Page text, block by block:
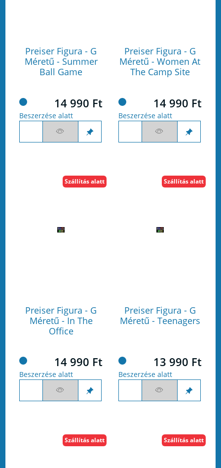
Preiser Figura - G
Méretű - Summer
Ball Game
14 990 Ft
Beszerzése alatt
Preiser Figura - G
Méretű - Women At
The Camp Site
14 990 Ft
Beszerzése alatt
Preiser Figura - G
Méretű - In The
Office
Szállítás alatt
14 990 Ft
Beszerzése alatt
Preiser Figura - G
Méretű - Teenagers
Szállítás alatt
13 990 Ft
Beszerzése alatt
Szállítás alatt Szállítás alatt